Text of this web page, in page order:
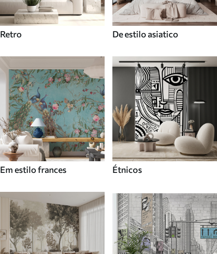
Retro De estilo asiatico
Em estilo frances Étnicos